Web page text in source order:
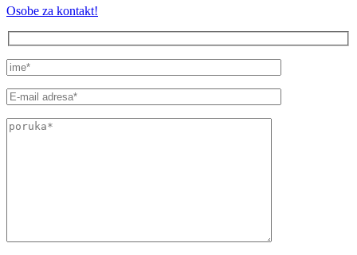
Osobe za kontakt!